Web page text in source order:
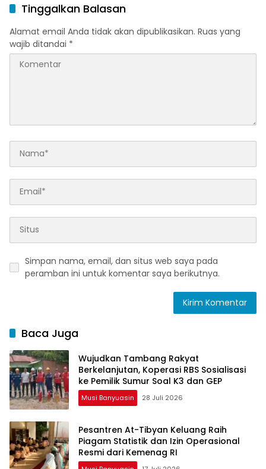
Tinggalkan Balasan
Alamat email Anda tidak akan dipublikasikan. Ruas yang
wajib ditandai *
Simpan nama, email, dan situs web saya pada
peramban ini untuk komentar saya berikutnya.
Baca Juga
Wujudkan Tambang Rakyat
Berkelanjutan, Koperasi RBS Sosialisasi
ke Pemilik Sumur Soal K3 dan GEP
Musi Banyuasin 28 Juli 2026
Pesantren At-Tibyan Keluang Raih
Piagam Statistik dan Izin Operasional
Resmi dari Kemenag RI